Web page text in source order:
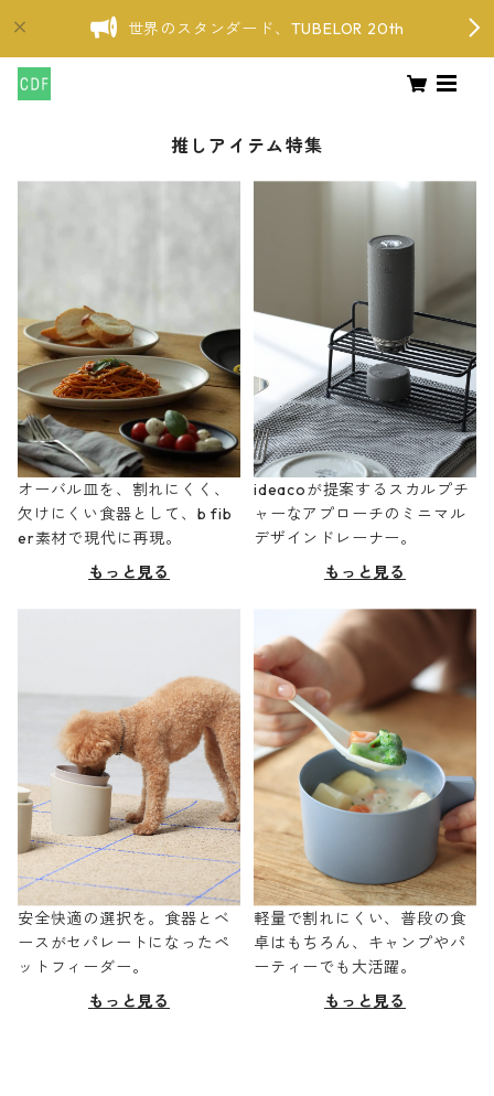
世界のスタンダード、TUBELOR 20th
推しアイテム特集
オーバル皿を、割れにくく、
欠けにくい食器として、b fib
er素材で現代に再現。
もっと見る
ideacoが提案するスカルプチ
ャーなアプローチのミニマル
デザインドレーナー。
もっと見る
安全快適の選択を。食器とベ
ースがセパレートになったペ
ットフィーダー。
もっと見る
軽量で割れにくい、普段の食
卓はもちろん、キャンプやパ
ーティーでも大活躍。
もっと見る